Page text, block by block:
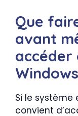
Que
avant
accéder
Si le système
convient